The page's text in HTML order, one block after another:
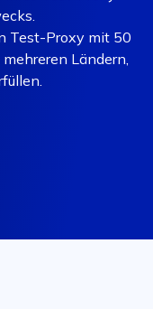
Test-Proxy mit 50
Ländern,